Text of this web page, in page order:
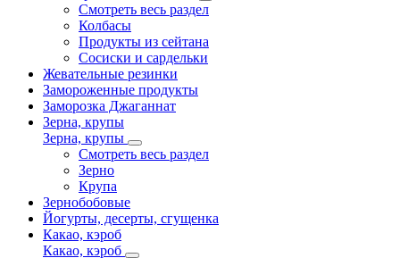
Смотреть весь раздел
Колбасы
Продукты из сейтана
Сосиски и сардельки
Жевательные резинки
Замороженные продукты
Заморозка Джаганнат
Зерна, крупы
Зерна, крупы
Смотреть весь раздел
Зерно
Крупа
Зернобобовые
Йогурты, десерты, сгущенка
Какао, кэроб
Какао, кэроб